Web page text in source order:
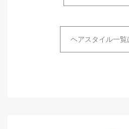
ヘアスタイル一覧